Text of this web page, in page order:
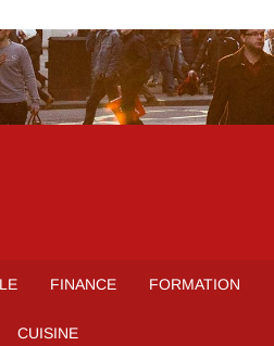
FINANCE FORMATION
CUISINE